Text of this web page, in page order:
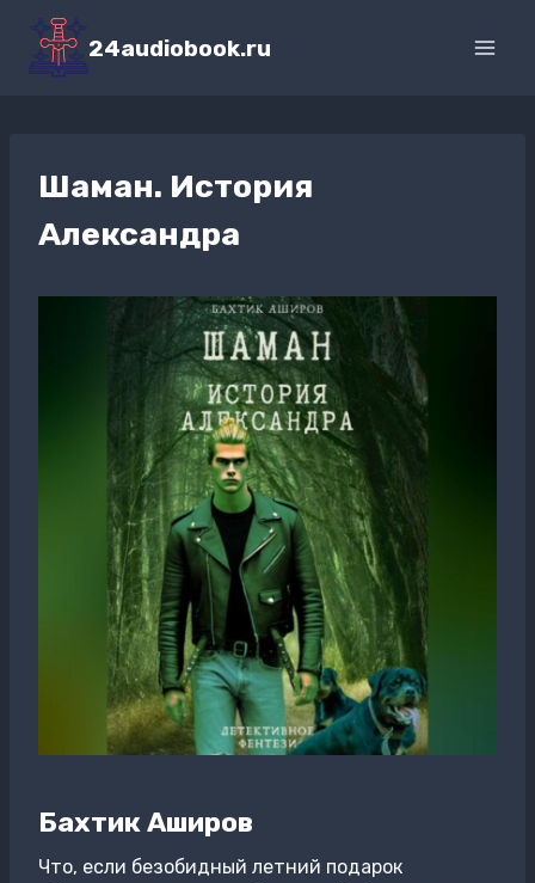
Перейти
содержимому
24audiobook.ru
Шаман. История
Александра
Бахтик Аширов
Что, если безобидный летний подарок